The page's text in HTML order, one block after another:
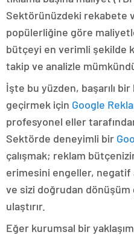
Sektörünüzdeki rekabete
popülerliğine göre
bütçeyi en verimli şekilde
takip ve analizle
İşte bu yüzden, başarılı
geçirmek için Google
profesyonel eller
Sektörde deneyimli bir
çalışmak; reklam
erimesini engeller, negatif
ve sizi doğrudan
ulaştırır.
Eğer kurumsal bir